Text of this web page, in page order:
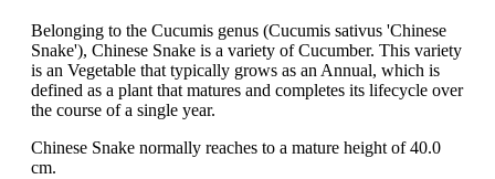
Belonging to the Cucumis genus (Cucumis sativus 'Chinese
Snake'), Chinese Snake is a variety of Cucumber. This variety
is an Vegetable that typically grows as an Annual, which is
defined as a plant that matures and completes its lifecycle over
the course of a single year.
Chinese Snake normally reaches to a mature height of 40.0
cm.